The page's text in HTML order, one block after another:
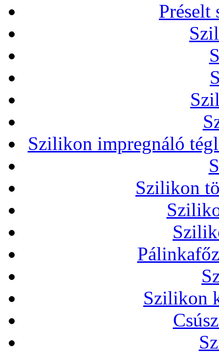
Préselt
Szilikon impregnáló
Szilikon
Szilikon